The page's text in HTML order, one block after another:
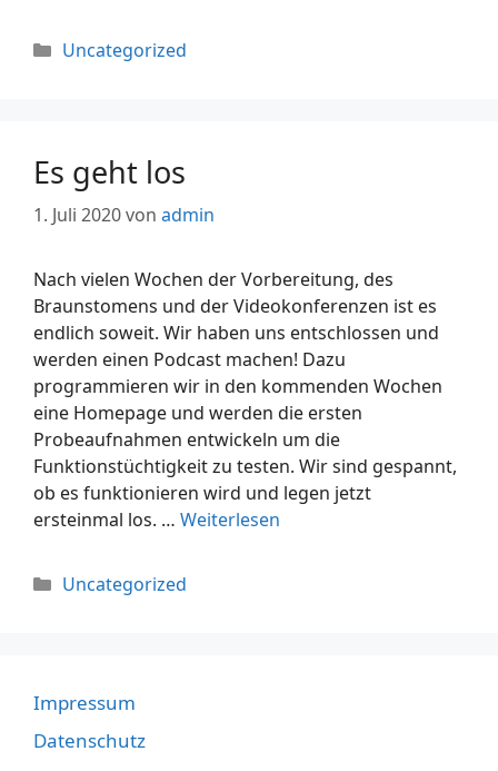
Uncategorized
Es geht los
1. Juli 2020von admin
Nach vielen Wochen der Vorbereitung, des
Braunstomens und der Videokonferenzen ist es
endlich soweit. Wir haben uns entschlossen und
werden einen Podcast machen! Dazu
programmieren wir in den kommenden Wochen
eine Homepage und werden die ersten
Probeaufnahmen entwickeln um die
Funktionstüchtigkeit zu testen. Wir sind gespannt,
ob es funktionieren wird und legen jetzt
ersteinmal los. … Weiterlesen
Uncategorized
Impressum
Datenschutz